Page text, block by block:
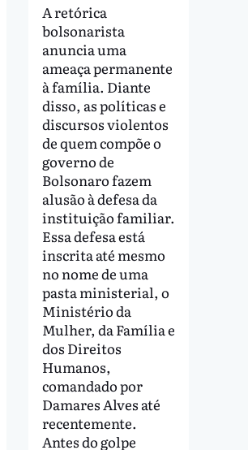
A retórica
bolsonarista
anuncia uma
ameaça permanente
à família. Diante
disso, as políticas e
discursos violentos
de quem compõe o
governo de
Bolsonaro fazem
alusão à defesa da
instituição familiar.
Essa defesa está
inscrita até mesmo
no nome de uma
pasta ministerial, o
Ministério da
Mulher, da Família e
dos Direitos
Humanos,
comandado por
Damares Alves até
recentemente.
Antes do golpe